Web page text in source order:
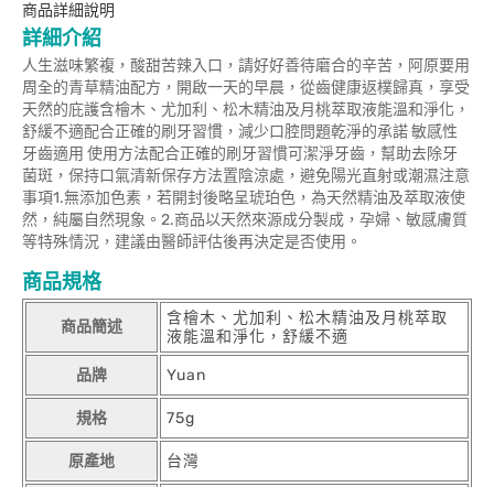
商品詳細說明
詳細介紹
人生滋味繁複，酸甜苦辣入口，請好好善待磨合的辛苦，阿原要用
周全的青草精油配方，開啟一天的早晨，從齒健康返樸歸真，享受
天然的庇護含檜木、尤加利、松木精油及月桃萃取液能溫和淨化，
舒緩不適配合正確的刷牙習慣，減少口腔問題乾淨的承諾 敏感性
牙齒適用 使用方法配合正確的刷牙習慣可潔淨牙齒，幫助去除牙
菌斑，保持口氣清新保存方法置陰涼處，避免陽光直射或潮濕注意
事項1.無添加色素，若開封後略呈琥珀色，為天然精油及萃取液使
然，純屬自然現象。2.商品以天然來源成分製成，孕婦、敏感膚質
等特殊情況，建議由醫師評估後再決定是否使用。
商品規格
商品簡述
含檜木、尤加利、松木精油及月桃萃取
液能溫和淨化，舒緩不適
品牌 Yuan
規格 75g
原產地 台灣